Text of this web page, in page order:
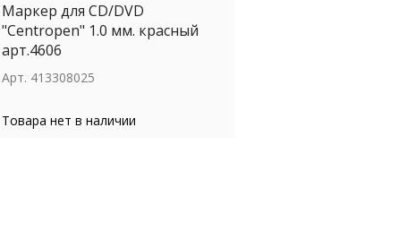
Маркер для СD/DVD
"Centropen" 1.0 мм. красный
арт.4606
Арт. 413308025
Товара нет в наличии